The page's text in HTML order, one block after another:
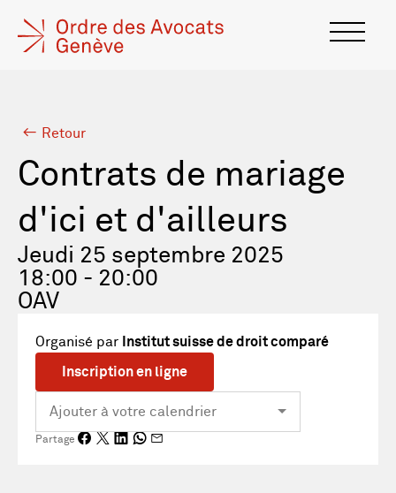
Retour
Contrats de mariage
d'ici et d'ailleurs
Jeudi 25 septembre 2025
18:00 - 20:00
OAV
Organisé par Institut suisse de droit comparé
Inscription en ligne
Partage